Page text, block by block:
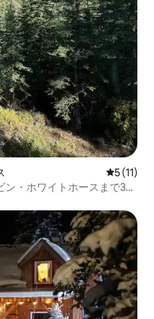
レビュー
5 (11)
ン・ホワイトホースまで30